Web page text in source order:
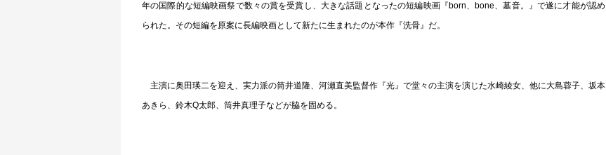
年の国際的な短編映画祭で数々の賞を受賞し、大きな話題となったの短編映画『born、bone、墓音。』で遂に才能が認め
られた。その短編を原案に長編映画として新たに生まれたのが本作『洗骨』だ。
主演に奥田瑛二を迎え、実力派の筒井道隆、河瀬直美監督作『光』で堂々の主演を演じた水崎綾女、他に大島蓉子、坂本
あきら、鈴木Q太郎、筒井真理子などが脇を固める。